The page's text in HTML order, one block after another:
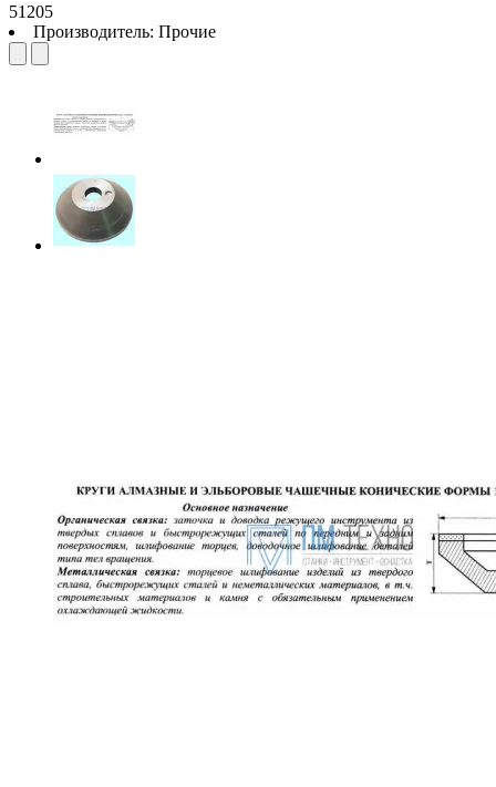
51205
Производитель: Прочие